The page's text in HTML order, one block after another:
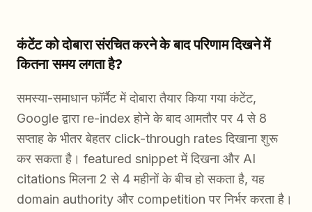
कंटेंट को दोबारा संरचित करने के बाद परिणाम दिखने में
कितना समय लगता है?
समस्या-समाधान फॉर्मैट में दोबारा तैयार किया गया कंटेंट,
Google द्वारा re-index होने के बाद आमतौर पर 4 से 8
सप्ताह के भीतर बेहतर click-through rates दिखाना शुरू
कर सकता है। featured snippet में दिखना और AI
citations मिलना 2 से 4 महीनों के बीच हो सकता है, यह
domain authority और competition पर निर्भर करता है।